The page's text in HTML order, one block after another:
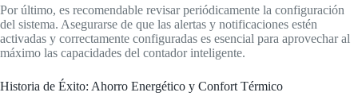
Por último, es recomendable revisar periódicamente la configuración
del sistema. Asegurarse de que las alertas y notificaciones estén
activadas y correctamente configuradas es esencial para aprovechar al
máximo las capacidades del contador inteligente.
Historia de Éxito: Ahorro Energético y Confort Térmico